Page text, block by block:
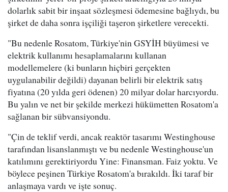
dolarlık sabit bir inşaat sözleşmesi ödemesine bağlıydı, bu
şirket de daha sonra işçiliği taşeron şirketlere verecekti.
"Bu nedenle Rosatom, Türkiye'nin GSYİH büyümesi ve
elektrik kullanımı hesaplamalarını kullanan
modellemelere (ki bunların hiçbiri gerçekten
uygulanabilir değildi) dayanan belirli bir elektrik satış
fiyatına (20 yılda geri ödenen) 20 milyar dolar harcıyordu.
Bu yalın ve net bir şekilde merkezi hükümetten Rosatom'a
sağlanan bir sübvansiyondu.
"Çin de teklif verdi, ancak reaktör tasarımı Westinghouse
tarafından lisanslanmıştı ve bu nedenle Westinghouse'un
katılımını gerektiriyordu Yine: Finansman. Faiz yoktu. Ve
böylece peşinen Türkiye Rosatom'a bırakıldı. İki taraf bir
anlaşmaya vardı ve işte sonuç.